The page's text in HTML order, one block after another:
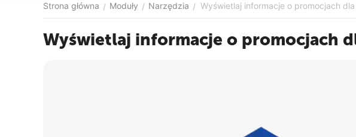
Strona główna / Moduły / Narzędzia / Wyświetlaj informacje o promocjach
Wyświetlaj informacje o promocjach